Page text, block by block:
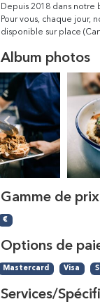
Depuis 2018 dans notre
Pour vous, chaque jour,
disponible sur place
Album photos
Gamme de prix
€
Options de
Mastercard Visa
Services/